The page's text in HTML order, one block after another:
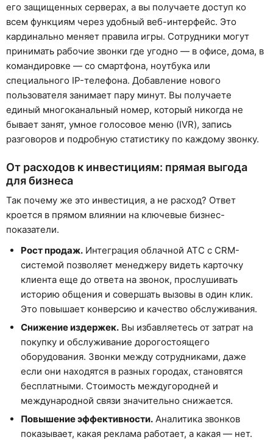
его защищенных серверах, а вы получаете доступ ко
всем функциям через удобный веб-интерфейс. Это
кардинально меняет правила игры. Сотрудники могут
принимать рабочие звонки где угодно — в офисе, дома, в
командировке — со смартфона, ноутбука или
специального IP-телефона. Добавление нового
пользователя занимает пару минут. Вы получаете
единый многоканальный номер, который никогда не
бывает занят, умное голосовое меню (IVR), запись
разговоров и подробную статистику по каждому звонку.
От расходов к инвестициям: прямая выгода
для бизнеса
Так почему же это инвестиция, а не расход? Ответ
кроется в прямом влиянии на ключевые бизнес-
показатели.
Рост продаж. Интеграция облачной АТС с CRM-
системой позволяет менеджеру видеть карточку
клиента еще до ответа на звонок, прослушивать
историю общения и совершать вызовы в один клик.
Это повышает конверсию и качество обслуживания.
Снижение издержек. Вы избавляетесь от затрат на
покупку и обслуживание дорогостоящего
оборудования. Звонки между сотрудниками, даже
если они находятся в разных городах, становятся
бесплатными. Стоимость междугородней и
международной связи значительно снижается.
Повышение эффективности. Аналитика звонков
показывает, какая реклама работает, а какая — нет.